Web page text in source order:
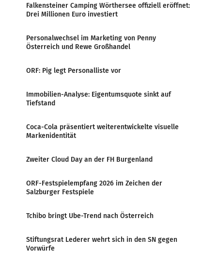
Falkensteiner Camping Wörthersee offiziell eröffnet:
Drei Millionen Euro investiert
Personalwechsel im Marketing von Penny
Österreich und Rewe Großhandel
ORF: Pig legt Personalliste vor
Immobilien-Analyse: Eigentumsquote sinkt auf
Tiefstand
Coca-Cola präsentiert weiterentwickelte visuelle
Markenidentität
Zweiter Cloud Day an der FH Burgenland
ORF-Festspielempfang 2026 im Zeichen der
Salzburger Festspiele
Tchibo bringt Ube-Trend nach Österreich
Stiftungsrat Lederer wehrt sich in den SN gegen
Vorwürfe